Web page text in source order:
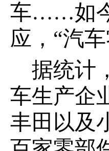
车……如今
应，“汽
据统计
车生产企
丰田以及